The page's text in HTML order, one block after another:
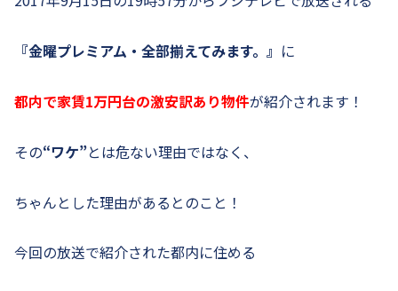
『金曜プレミアム・全部揃えてみます。』 に
都内で家賃1万円台の激安訳あり物件が紹介されます！
その“ワケ”とは危ない理由ではなく、
ちゃんとした理由があるとのこと！
今回の放送で紹介された都内に住める